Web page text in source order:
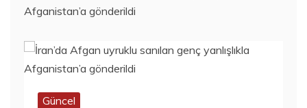
Afganistan’a gönderildi
Güncel